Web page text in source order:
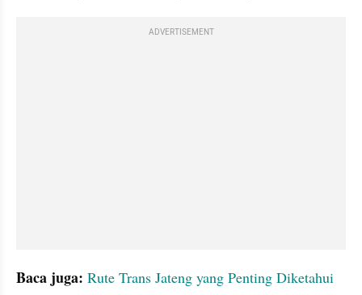
ADVERTISEMENT
Baca juga: Rute Trans Jateng yang Penting Diketahui